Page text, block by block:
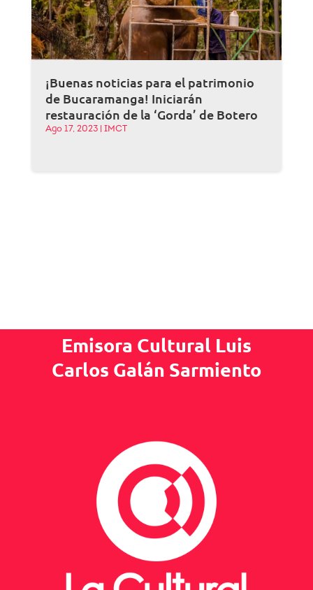
¡Buenas noticias para el patrimonio
de Bucaramanga! Iniciarán
restauración de la ‘Gorda’ de Botero
Ago 17, 2023| IMCT
Emisora Cultural Luis
Carlos Galán Sarmiento